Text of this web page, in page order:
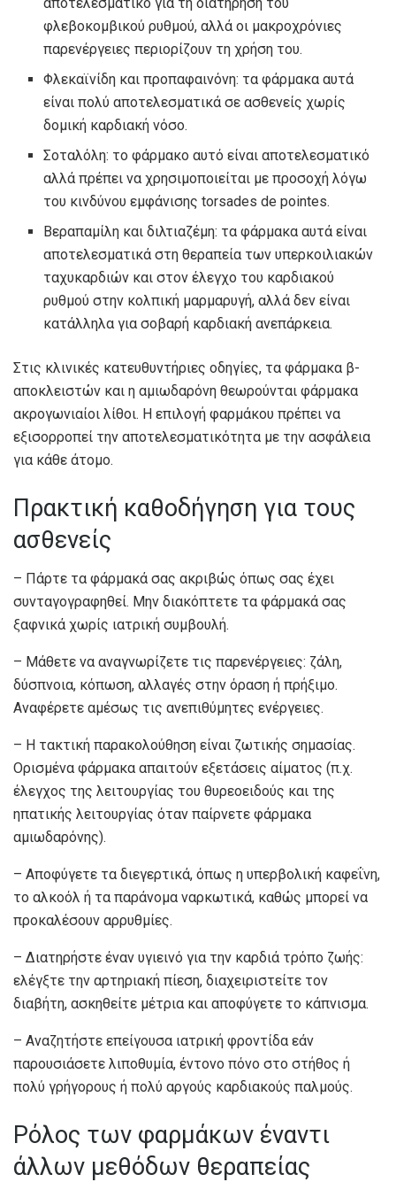
φλεβοκομβικού ρυθμού, αλλά οι μακροχρόνιες
παρενέργειες περιορίζουν τη χρήση του.
Φλεκαϊνίδη και προπαφαινόνη: τα φάρμακα αυτά
είναι πολύ αποτελεσματικά σε ασθενείς χωρίς
δομική καρδιακή νόσο.
Σοταλόλη: το φάρμακο αυτό είναι αποτελεσματικό
αλλά πρέπει να χρησιμοποιείται με προσοχή λόγω
του κινδύνου εμφάνισης torsades de pointes.
Βεραπαμίλη και διλτιαζέμη: τα φάρμακα αυτά είναι
αποτελεσματικά στη θεραπεία των υπερκοιλιακών
ταχυκαρδιών και στον έλεγχο του καρδιακού
ρυθμού στην κολπική μαρμαρυγή, αλλά δεν είναι
κατάλληλα για σοβαρή καρδιακή ανεπάρκεια.
Στις κλινικές κατευθυντήριες οδηγίες, τα φάρμακα β-
αποκλειστών και η αμιωδαρόνη θεωρούνται φάρμακα
ακρογωνιαίοι λίθοι. Η επιλογή φαρμάκου πρέπει να
εξισορροπεί την αποτελεσματικότητα με την ασφάλεια
για κάθε άτομο.
Πρακτική καθοδήγηση για τους
ασθενείς
– Πάρτε τα φάρμακά σας ακριβώς όπως σας έχει
συνταγογραφηθεί. Μην διακόπτετε τα φάρμακά σας
ξαφνικά χωρίς ιατρική συμβουλή.
– Μάθετε να αναγνωρίζετε τις παρενέργειες: ζάλη,
δύσπνοια, κόπωση, αλλαγές στην όραση ή πρήξιμο.
Αναφέρετε αμέσως τις ανεπιθύμητες ενέργειες.
– Η τακτική παρακολούθηση είναι ζωτικής σημασίας.
Ορισμένα φάρμακα απαιτούν εξετάσεις αίματος (π.χ.
έλεγχος της λειτουργίας του θυρεοειδούς και της
ηπατικής λειτουργίας όταν παίρνετε φάρμακα
αμιωδαρόνης).
– Αποφύγετε τα διεγερτικά, όπως η υπερβολική καφεΐνη,
το αλκοόλ ή τα παράνομα ναρκωτικά, καθώς μπορεί να
προκαλέσουν αρρυθμίες.
– Διατηρήστε έναν υγιεινό για την καρδιά τρόπο ζωής:
ελέγξτε την αρτηριακή πίεση, διαχειριστείτε τον
διαβήτη, ασκηθείτε μέτρια και αποφύγετε το κάπνισμα.
– Αναζητήστε επείγουσα ιατρική φροντίδα εάν
παρουσιάσετε λιποθυμία, έντονο πόνο στο στήθος ή
πολύ γρήγορους ή πολύ αργούς καρδιακούς παλμούς.
Ρόλος των φαρμάκων έναντι
άλλων μεθόδων θεραπείας